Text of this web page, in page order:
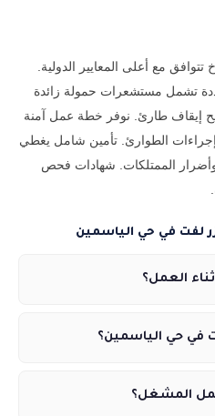
مع أعلى المعايير الدولية.
تشمل مستشعرات حمولة زائدة
إيقاف طارئ. نوفر خطة عمل آمنة
الطوارئ. تأمين شامل يغطي
الممتلكات. شهادات فحص
لفت في حي الياسمين
العمل؟
في حي الياسمين؟
المشغل؟